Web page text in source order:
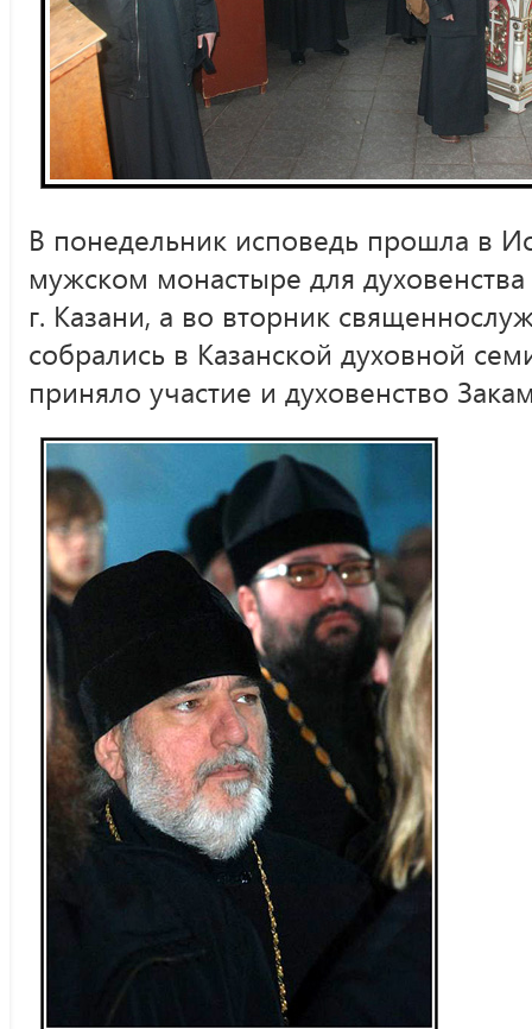
В понедельник исповедь прошла в
мужском монастыре для
г. Казани, а во вторник
собрались в Казанской духовной
приняло участие и духовенство